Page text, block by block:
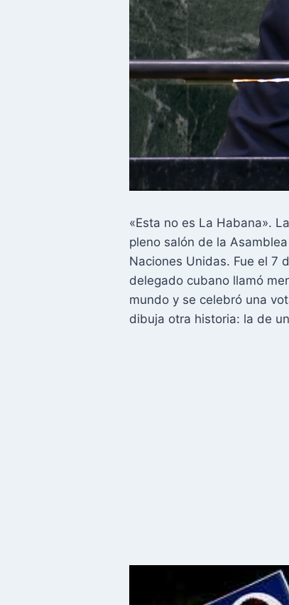
«Esta no es La Habana».
pleno salón de la
Naciones Unidas. Fue el 7
delegado cubano llamó
mundo y se celebró una
dibuja otra historia: la de